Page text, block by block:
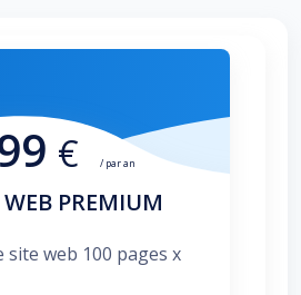
€ / par an
PREMIUM
site web 100 pages x